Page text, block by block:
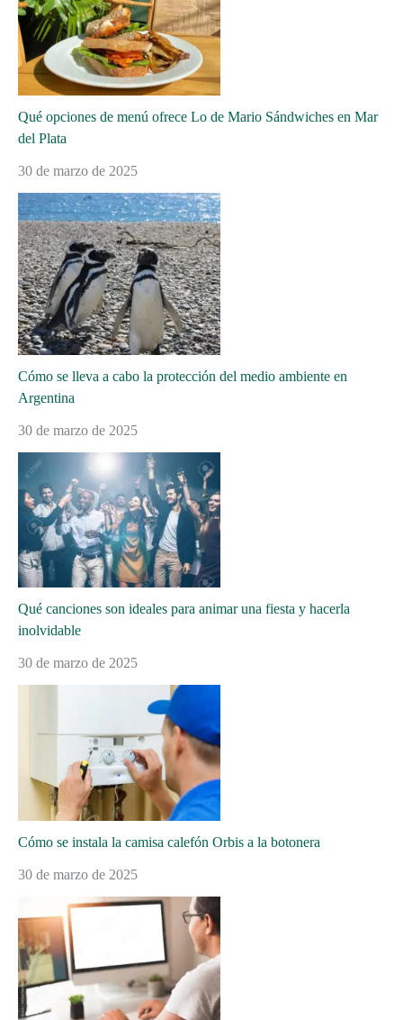
Qué opciones de menú ofrece Lo de Mario Sándwiches en Mar
del Plata
30 de marzo de 2025
Cómo se lleva a cabo la protección del medio ambiente en
Argentina
30 de marzo de 2025
Qué canciones son ideales para animar una fiesta y hacerla
inolvidable
30 de marzo de 2025
Cómo se instala la camisa calefón Orbis a la botonera
30 de marzo de 2025